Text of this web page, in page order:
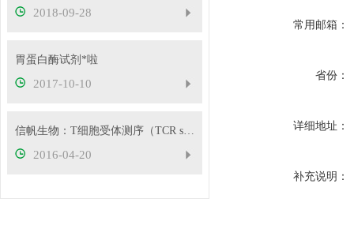
2018-09-28
胃蛋白酶试剂*啦
2017-10-10
信帆生物：T细胞受体测序（TCR seq）
2016-04-20
常用邮箱：
省份：
详细地址：
补充说明：